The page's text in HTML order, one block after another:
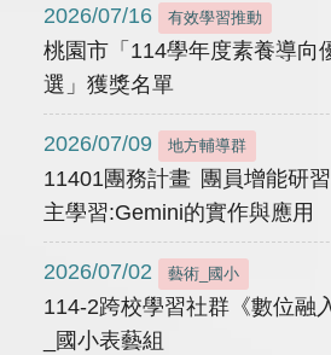
2026/07/16 有效學習推動
桃園市「114學年度素養導向
選」獲獎名單
2026/07/09 地方輔導群
11401團務計畫 團員增能研
主學習:Gemini的實作與應用
2026/07/02 藝術_國小
114-2跨校學習社群《數位融
_國小表藝組